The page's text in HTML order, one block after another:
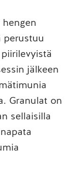
jälkeen
Granulat on
sellaisilla